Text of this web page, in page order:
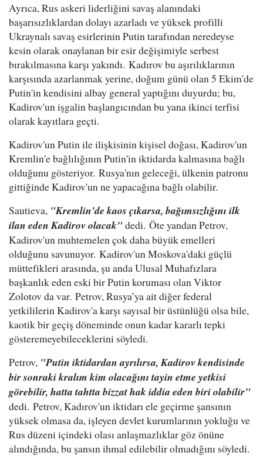
Ayrıca, Rus askeri liderliğini savaş alanındaki
başarısızlıklardan dolayı azarladı ve yüksek profilli
Ukraynalı savaş esirlerinin Putin tarafından neredeyse
kesin olarak onaylanan bir esir değişimiyle serbest
bırakılmasına karşı yakındı. Kadırov bu aşırılıklarının
karşısında azarlanmak yerine, doğum günü olan 5 Ekim'de
Putin'in kendisini albay general yaptığını duyurdu; bu,
Kadirov'un işgalin başlangıcından bu yana ikinci terfisi
olarak kayıtlara geçti.
Kadirov'un Putin ile ilişkisinin kişisel doğası, Kadirov'un
Kremlin'e bağlılığının Putin'in iktidarda kalmasına bağlı
olduğunu gösteriyor. Rusya'nın geleceği, ülkenin patronu
gittiğinde Kadirov'un ne yapacağına bağlı olabilir.
Sautieva, "Kremlin'de kaos çıkarsa, bağımsızlığını ilk
ilan eden Kadirov olacak"dedi. Öte yandan Petrov,
Kadirov'un muhtemelen çok daha büyük emelleri
olduğunu savunuyor. Kadirov'un Moskova'daki güçlü
müttefikleri arasında, şu anda Ulusal Muhafızlara
başkanlık eden eski bir Putin koruması olan Viktor
Zolotov da var. Petrov, Rusya’ya ait diğer federal
yetkililerin Kadirov'a karşı sayısal bir üstünlüğü olsa bile,
kaotik bir geçiş döneminde onun kadar kararlı tepki
gösteremeyebileceklerini söyledi.
Petrov, "Putin iktidardan ayrılırsa, Kadirov kendisinde
bir sonraki kralım kim olacağını tayin etme yetkisi
görebilir, hatta tahtta bizzat hak iddia eden biri olabilir"
dedi. Petrov, Kadırov'un iktidarı ele geçirme şansının
yüksek olmasa da, işleyen devlet kurumlarının yokluğu ve
Rus düzeni içindeki olası anlaşmazlıklar göz önüne
alındığında, bu şansın ihmal edilebilir olmadığını söyledi.